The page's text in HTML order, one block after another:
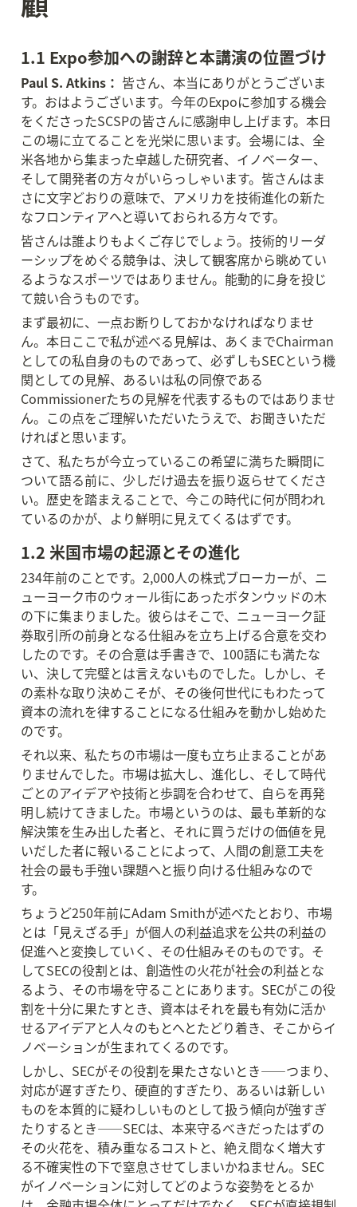
1.1 Expo参加への謝辞と本講演の位置づけ
Paul S. Atkins： 皆さん、本当にありがとうございま
す。おはようございます。今年のExpoに参加する機会
をくださったSCSPの皆さんに感謝申し上げます。本日
この場に立てることを光栄に思います。会場には、全
米各地から集まった卓越した研究者、イノベーター、
そして開発者の方々がいらっしゃいます。皆さんはま
さに文字どおりの意味で、アメリカを技術進化の新た
なフロンティアへと導いておられる方々です。
皆さんは誰よりもよくご存じでしょう。技術的リーダ
ーシップをめぐる競争は、決して観客席から眺めてい
るようなスポーツではありません。能動的に身を投じ
て競い合うものです。
まず最初に、一点お断りしておかなければなりませ
ん。本日ここで私が述べる見解は、あくまでChairman
としての私自身のものであって、必ずしもSECという機
関としての見解、あるいは私の同僚である
Commissionerたちの見解を代表するものではありませ
ん。この点をご理解いただいたうえで、お聞きいただ
ければと思います。
さて、私たちが今立っているこの希望に満ちた瞬間に
ついて語る前に、少しだけ過去を振り返らせてくださ
い。歴史を踏まえることで、今この時代に何が問われ
ているのかが、より鮮明に見えてくるはずです。
1.2 米国市場の起源とその進化
234年前のことです。2,000人の株式ブローカーが、ニ
ューヨーク市のウォール街にあったボタンウッドの木
の下に集まりました。彼らはそこで、ニューヨーク証
券取引所の前身となる仕組みを立ち上げる合意を交わ
したのです。その合意は手書きで、100語にも満たな
い、決して完璧とは言えないものでした。しかし、そ
の素朴な取り決めこそが、その後何世代にもわたって
資本の流れを律することになる仕組みを動かし始めた
のです。
それ以来、私たちの市場は一度も立ち止まることがあ
りませんでした。市場は拡大し、進化し、そして時代
ごとのアイデアや技術と歩調を合わせて、自らを再発
明し続けてきました。市場というのは、最も革新的な
解決策を生み出した者と、それに買うだけの価値を見
いだした者に報いることによって、人間の創意工夫を
社会の最も手強い課題へと振り向ける仕組みなので
す。
ちょうど250年前にAdam Smithが述べたとおり、市場
とは「見えざる手」が個人の利益追求を公共の利益の
促進へと変換していく、その仕組みそのものです。そ
してSECの役割とは、創造性の火花が社会の利益とな
るよう、その市場を守ることにあります。SECがこの役
割を十分に果たすとき、資本はそれを最も有効に活か
せるアイデアと人々のもとへとたどり着き、そこからイ
ノベーションが生まれてくるのです。
しかし、SECがその役割を果たさないとき——つまり、
対応が遅すぎたり、硬直的すぎたり、あるいは新しい
ものを本質的に疑わしいものとして扱う傾向が強すぎ
たりするとき——SECは、本来守るべきだったはずの
その火花を、積み重なるコストと、絶え間なく増大す
る不確実性の下で窒息させてしまいかねません。SEC
がイノベーションに対してどのような姿勢をとるか